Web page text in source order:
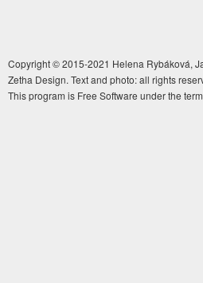
Copyright © 2015-2021 Helena Rybáková,
Zetha Design. Text and photo: all rights
This program is Free Software under the